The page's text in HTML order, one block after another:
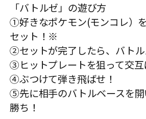
「バトルゼ」の遊び方
①好きなポケモン(モンコレ）
セット！※
②セットが完了したら、バトル
③ヒットプレートを狙って交互
④ぶつけて弾き飛ばせ！
⑤先に相手のバトルベースを
勝ち！